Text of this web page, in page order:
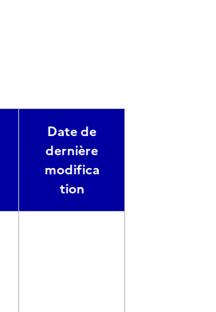
Date de
dernière
modifica
tion